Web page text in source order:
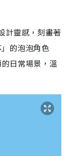
計靈感，刻畫著
的泡泡角色
日常場景，溫